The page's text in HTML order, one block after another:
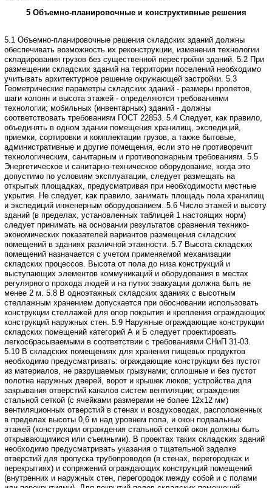
5 Объемно-планировочные и конструктивные решения
5.1 Объемно-планировочные решения складских зданий должны
обеспечивать возможность их реконструкции, изменения технологии
складирования грузов без существенной перестройки зданий. 5.2 При
размещении складских зданий на территории поселений необходимо
учитывать архитектурное решение окружающей застройки. 5.3
Геометрические параметры складских зданий - размеры пролетов,
шаги колонн и высота этажей - определяются требованиями
технологии; мобильных (инвентарных) зданий - должны
соответствовать требованиям ГОСТ 22853. 5.4 Следует, как правило,
объединять в одном здании помещения хранилищ, экспедиций,
приемки, сортировки и комплектации грузов, а также бытовые,
административные и другие помещения, если это не противоречит
технологическим, санитарным и противопожарным требованиям. 5.5
Энергетическое и санитарно-техническое оборудование, когда это
допустимо по условиям эксплуатации, следует размещать на
открытых площадках, предусматривая при необходимости местные
укрытия. Не следует, как правило, занимать площадь пола хранилищ
и экспедиций инженерным оборудованием. 5.6 Число этажей и высоту
зданий (в пределах, установленных таблицей 1 настоящих норм)
следует принимать на основании результатов сравнения технико-
экономических показателей вариантов размещения складских
помещений в зданиях различной этажности. 5.7 Высота складских
помещений назначается с учетом применяемой механизации
складских процессов. Высота от пола до низа конструкций и
выступающих элементов коммуникаций и оборудования в местах
регулярного прохода людей и на путях эвакуации должна быть не
менее 2 м. 5.8 В одноэтажных складских зданиях с высотным
стеллажным хранением допускается при обосновании использовать
конструкции стеллажей для опор покрытия и крепления ограждающих
конструкций наружных стен. 5.9 Наружные ограждающие конструкции
складских помещений категорий А и Б следует проектировать
легкосбрасываемыми в соответствии с требованиями СНиП 31-03.
5.10 В складских помещениях для хранения пищевых продуктов
необходимо предусматривать: ограждающие конструкции без пустот
из материалов, не разрушаемых грызунами; сплошные и без пустот
полотна наружных дверей, ворот и крышек люков; устройства для
закрывания отверстий каналов систем вентиляции; ограждения
стальной сеткой (с ячейками размерами не более 12х12 мм)
вентиляционных отверстий в стенах и воздуховодах, расположенных
в пределах высоты 0,6 м над уровнем пола, и окон подвальных
этажей (конструкции ограждения стальной сеткой окон должны быть
открывающимися или съемными). В проектах таких складских зданий
необходимо предусматривать указания о тщательной заделке
отверстий для пропуска трубопроводов (в стенах, перегородках и
перекрытиях) и сопряжений ограждающих конструкций помещений
(внутренних и наружных стен, перегородок между собой и с полами